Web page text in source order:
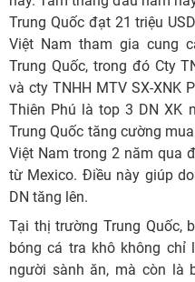
Trung Quốc đạt 21 triệu
Việt Nam tham gia cung
Trung Quốc, trong đó Cty
và cty TNHH MTV SX-XNK
Thiên Phú là top 3 DN XK
Trung Quốc tăng cường
Việt Nam trong 2 năm qua
từ Mexico. Điều này giúp
DN tăng lên.
Tại thị trường Trung Quốc,
bóng cá tra khô không chỉ
người sành ăn, mà còn là